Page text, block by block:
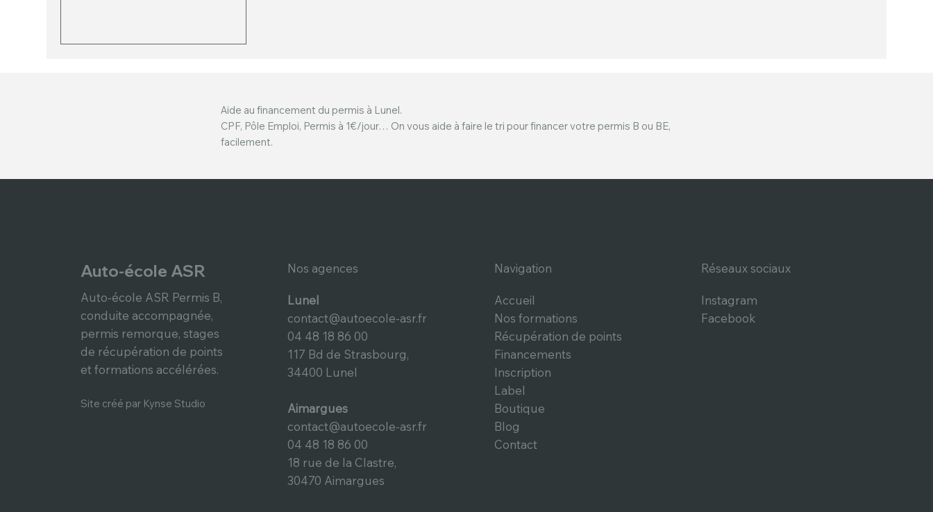
Aide au financement du permis à Lunel.
CPF, Pôle Emploi, Permis à 1€/jour… On vous aide à faire le tri pour financer votre permis B ou BE,
facilement.
Auto-école ASR
Auto-école ASR Permis B,
conduite accompagnée,
permis remorque, stages
de récupération de points
et formations accélérées.
Site créé par Kynse Studio
Nos agences
Lunel
contact@autoecole-asr.fr
04 48 18 86 00
117 Bd de Strasbourg,
34400 Lunel
Aimargues
contact@autoecole-asr.fr
04 48 18 86 00
18 rue de la Clastre,
30470 Aimargues
Navigation
Accueil
Nos formations
Récupération de points
Financements
Inscription
Label
Boutique
Blog
Contact
Réseaux sociaux
Instagram
Facebook